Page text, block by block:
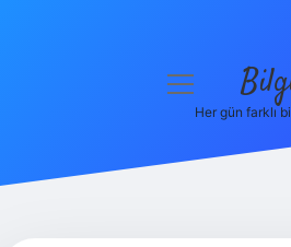
menüyü
Her gün farklı